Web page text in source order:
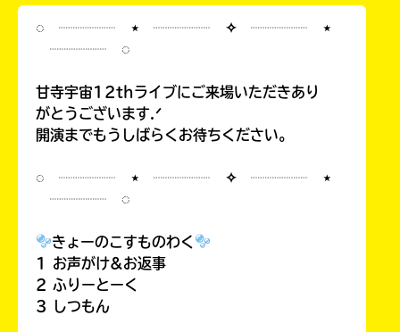
◌ ┈┈┈┈ ⋆ ┈┈┈┈ ✧ ┈┈┈┈ ⋆
┈┈┈┈ ◌
甘寺宇宙12thライブにご来場いただきあり
がとうございます.ᐟ
開演までもうしばらくお待ちください。
◌ ┈┈┈┈ ⋆ ┈┈┈┈ ✧ ┈┈┈┈ ⋆
┈┈┈┈ ◌
きょーのこすものわく
1 お声がけ&お返事
2 ふりーとーく
3 しつもん